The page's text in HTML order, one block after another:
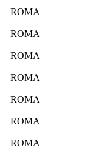
ROMA
ROMA
ROMA
ROMA
ROMA
ROMA
ROMA